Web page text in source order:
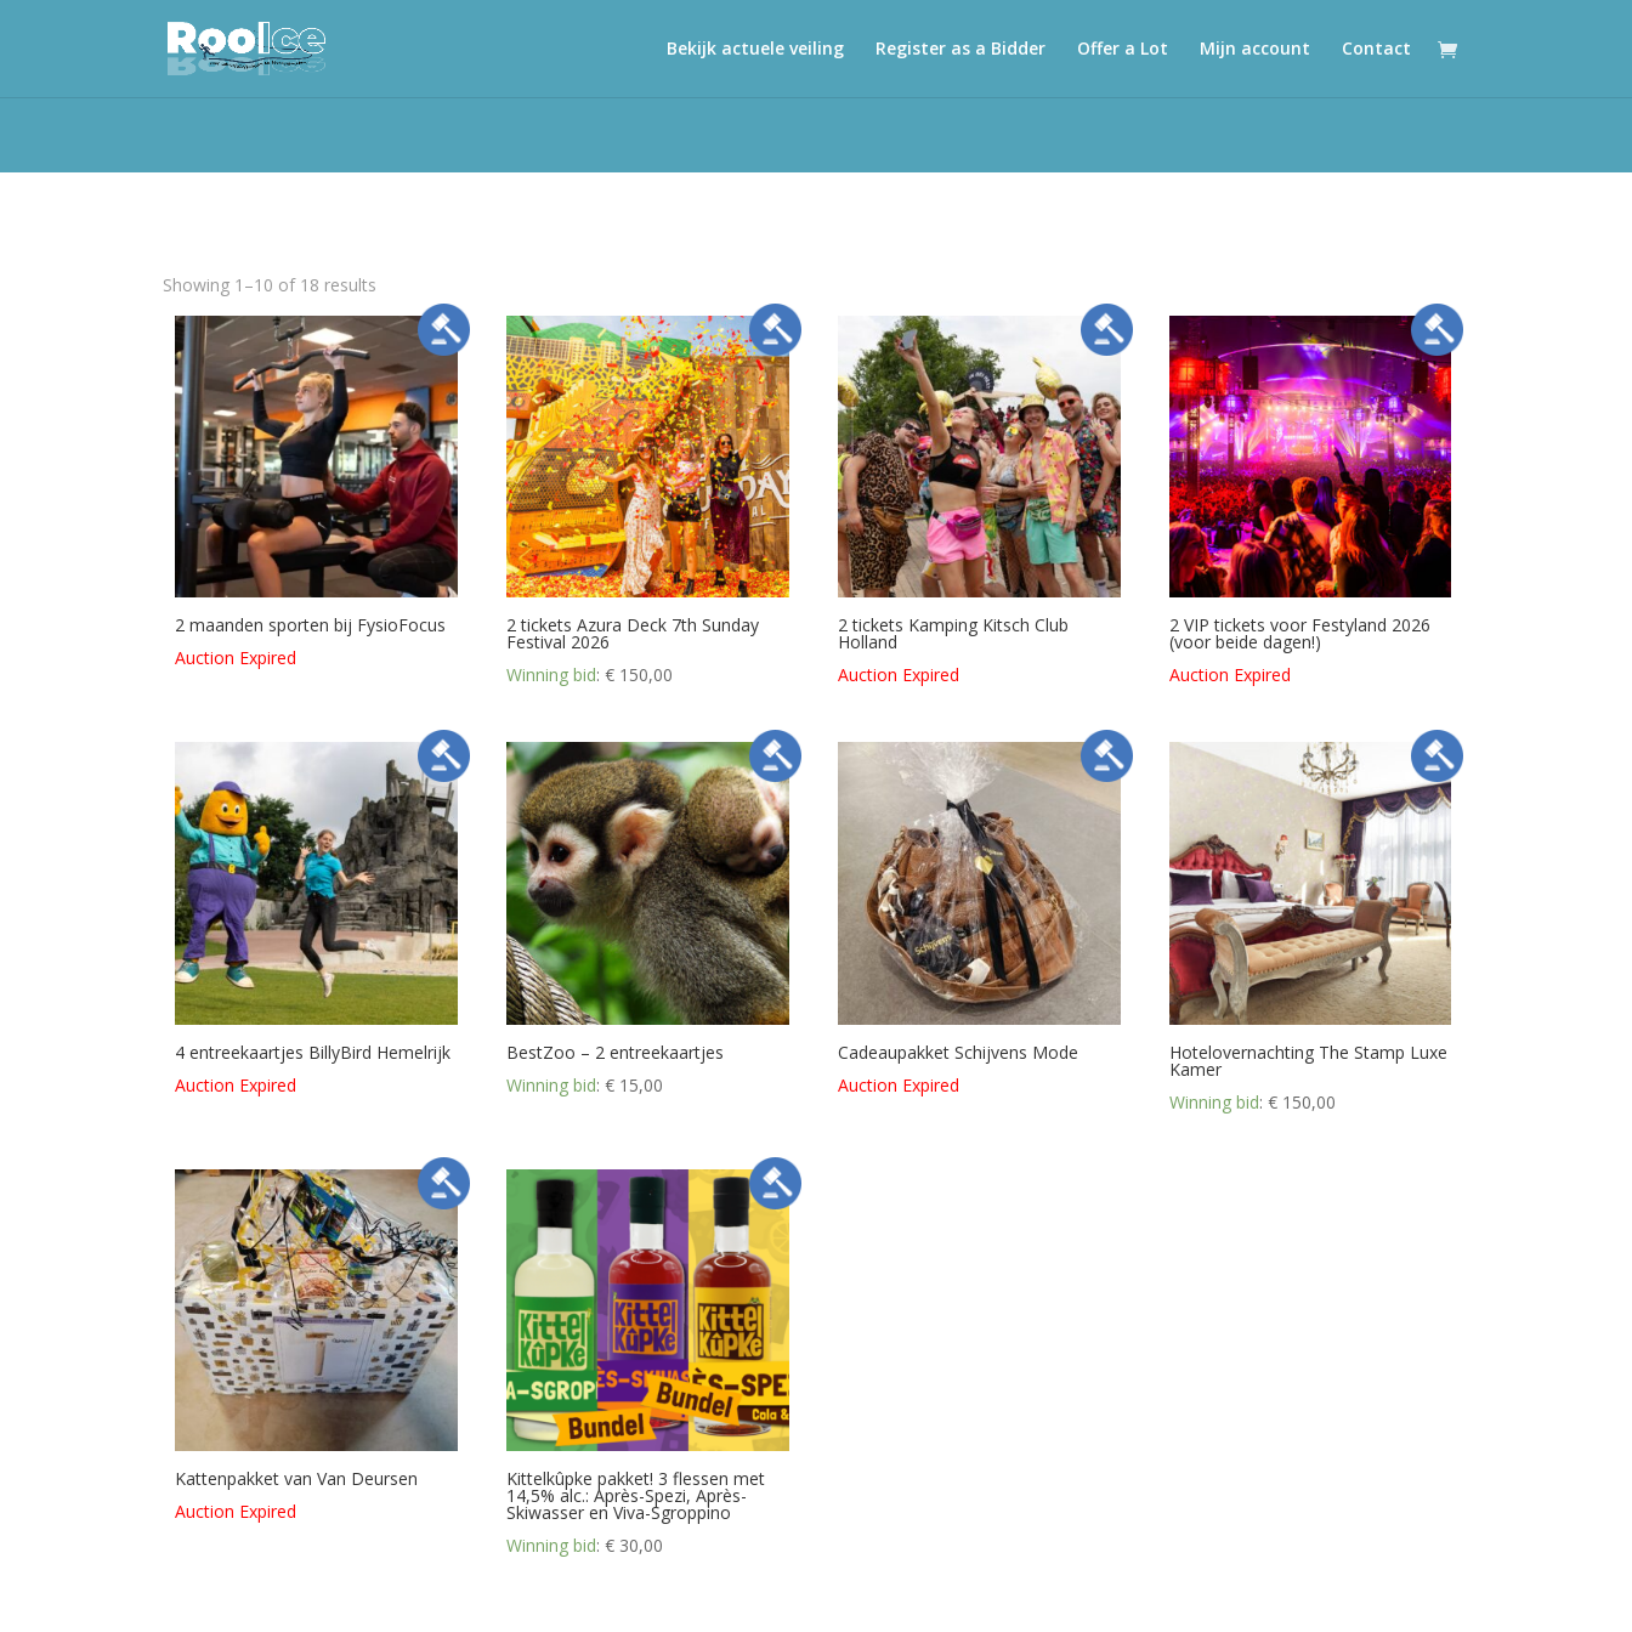
Bekijk actuele veiling Register as a Bidder Offer a Lot Mijn account Contact
Showing 1–10 of 18 results
2 maanden sporten bij FysioFocus
Auction Expired
2 tickets Azura Deck 7th Sunday
Festival 2026
Winning bid:€ 150,00
2 tickets Kamping Kitsch Club
Holland
Auction Expired
2 VIP tickets voor Festyland 2026
(voor beide dagen!)
Auction Expired
4 entreekaartjes BillyBird Hemelrijk
Auction Expired
BestZoo – 2 entreekaartjes
Winning bid:€ 15,00
Cadeaupakket Schijvens Mode
Auction Expired
Hotelovernachting The Stamp Luxe
Kamer
Winning bid: €150,00
Kattenpakket van Van Deursen
Auction Expired
Kittelkûpke pakket! 3 flessen met
14,5% alc.: Après-Spezi, Après-
Skiwasser en Viva-Sgroppino
Winning bid:€ 30,00